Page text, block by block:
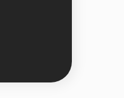
и Парка
здесь,
реки.